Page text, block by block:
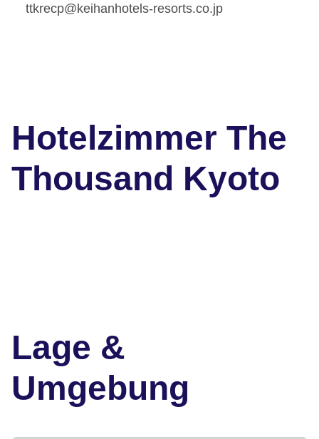
ttkrecp@keihanhotels-resorts.co.jp
Hotelzimmer The
Thousand Kyoto
Lage &
Umgebung